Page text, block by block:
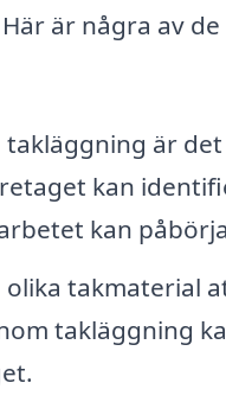
är några av
är
kan
kan
takmaterial
takläggning